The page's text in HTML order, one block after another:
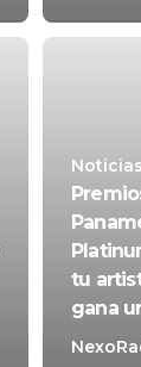
Noticias
tu
gana